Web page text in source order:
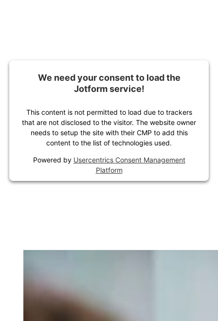
We need your consent to load the
Jotform service!
This content is not permitted to load due to trackers
that are not disclosed to the visitor. The website owner
needs to setup the site with their CMP to add this
content to the list of technologies used.
Powered by Usercentrics Consent Management
Platform